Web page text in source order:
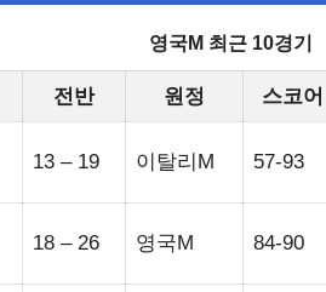
영국M 최근 10경기
전반 원정 스코어
13 – 19 이탈리M 57-93
18 – 26 영국M 84-90